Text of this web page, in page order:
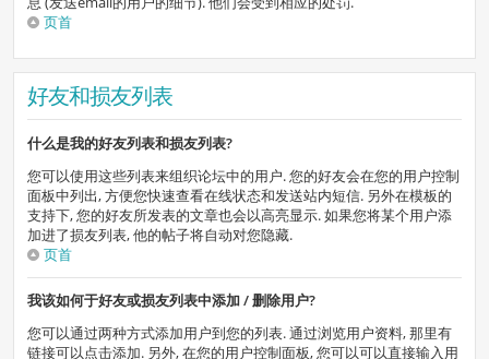
页首
好友和损友列表
什么是我的好友列表和损友列表?
您可以使用这些列表来组织论坛中的用户. 您的好友会在您的用户控制
面板中列出, 方便您快速查看在线状态和发送站内短信. 另外在模板的
支持下, 您的好友所发表的文章也会以高亮显示. 如果您将某个用户添
加进了损友列表, 他的帖子将自动对您隐藏.
页首
我该如何于好友或损友列表中添加 / 删除用户?
您可以通过两种方式添加用户到您的列表. 通过浏览用户资料, 那里有
链接可以点击添加. 另外, 在您的用户控制面板, 您可以可以直接输入用